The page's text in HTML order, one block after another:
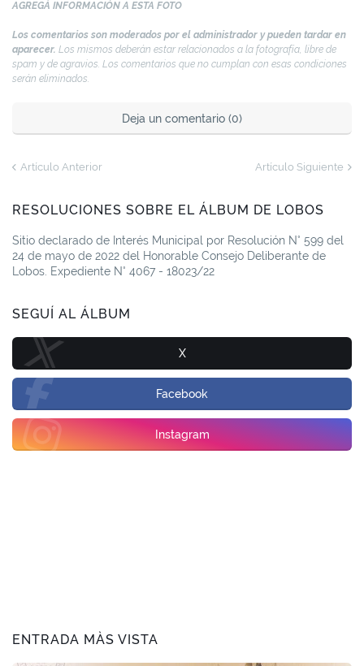
AGREGÁ INFORMACIÓN A ESTA FOTO
Los comentarios son moderados por el administrador y pueden tardar en
aparecer. Los mismos deberán estar relacionados a la fotografía, libre de
spam y de agravios. Los comentarios que no cumplan con esas condiciones
serán eliminados.
Deja un comentario (0)
Artículo Anterior Artículo Siguiente
RESOLUCIONES SOBRE EL ÁLBUM DE LOBOS
Sitio declarado de Interés Municipal por Resolución N° 599 del
24 de mayo de 2022 del Honorable Consejo Deliberante de
Lobos. Expediente N° 4067 - 18023/22
SEGUÍ AL ÁLBUM
X
Facebook
Instagram
ENTRADA MÀS VISTA